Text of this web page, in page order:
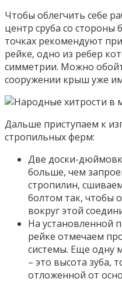
Чтобы облегчить себе
центр сруба со
точках рекомендуют
рейке, одно из ребер
симметрии. Можно
сооружении крыш уже
Дальше приступаем к
стропильных ферм:
Две доски-
больше, чем
стропилин,
болтом так, чтобы
вокруг этой
На установленной
рейке отмечаем
системы. Еще одну
– это высота зуба,
отложенной от